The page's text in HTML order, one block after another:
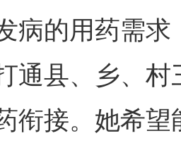
病的用药需
通县、乡、
衔接。她希